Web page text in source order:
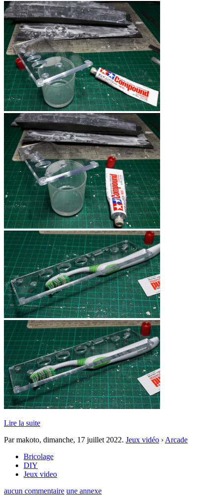
Lire la suite
Par makoto, dimanche, 17 juillet 2022. Jeux vidéo › Arcade
Bricolage
DIY
Jeux video
aucun commentaire une annexe